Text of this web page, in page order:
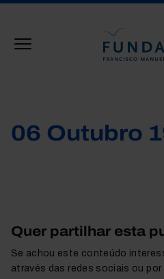
06 Outubro
Quer partilhar esta
Se achou este conteúdo
através das redes sociais ou por